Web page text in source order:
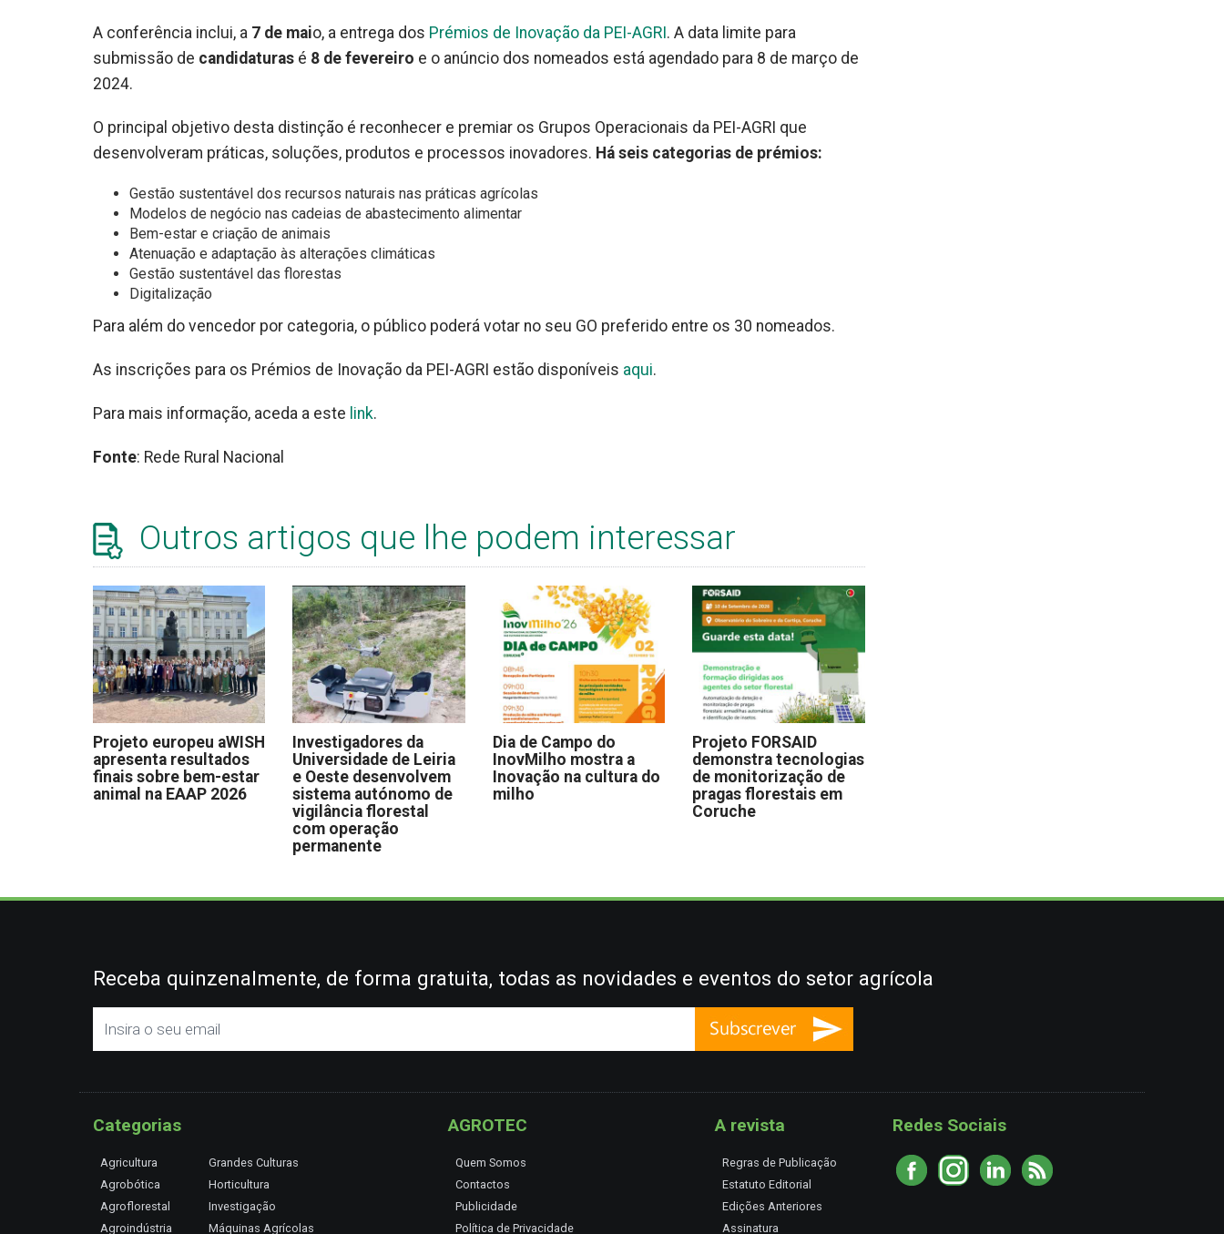
A conferência inclui, a 7 de maio, a entrega dos Prémios de Inovação da PEI-AGRI . A data limite para
submissão de candidaturas é 8 de fevereiro e o anúncio dos nomeados está agendado para 8 de março de
2024.
O principal objetivo desta distinção é reconhecer e premiar os Grupos Operacionais da PEI-AGRI que
desenvolveram práticas, soluções, produtos e processos inovadores. Há seis categorias de prémios:
Gestão sustentável dos recursos naturais nas práticas agrícolas
Modelos de negócio nas cadeias de abastecimento alimentar
Bem-estar e criação de animais
Atenuação e adaptação às alterações climáticas
Gestão sustentável das florestas
Digitalização
Para além do vencedor por categoria, o público poderá votar no seu GO preferido entre os 30 nomeados.
As inscrições para os Prémios de Inovação da PEI-AGRI estão disponíveis aqui.
Para mais informação, aceda a este link.
Fonte: Rede Rural Nacional
Outros artigos que lhe podem interessar
Projeto europeu aWISH
apresenta resultados
finais sobre bem-estar
animal na EAAP 2026
Investigadores da
Universidade de Leiria
e Oeste desenvolvem
sistema autónomo de
vigilância florestal
com operação
permanente
Dia de Campo do
InovMilho mostra a
Inovação na cultura do
milho
Projeto FORSAID
demonstra tecnologias
de monitorização de
pragas florestais em
Coruche
Receba quinzenalmente, de forma gratuita, todas as novidades e eventos do setor agrícola
Categorias
Agricultura
Agrobótica
Agroflorestal
Agroindústria
Grandes Culturas
Horticultura
Investigação
Máquinas Agrícolas
AGROTEC
Quem Somos
Contactos
Publicidade
Política de Privacidade
A revista
Regras de Publicação
Estatuto Editorial
Edições Anteriores
Assinatura
Redes Sociais